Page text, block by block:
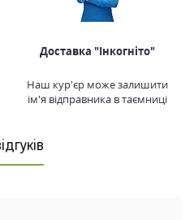
Доставка "Інкогніто"
Наш кур'єр може залишити
ім'я відправника в таємниці